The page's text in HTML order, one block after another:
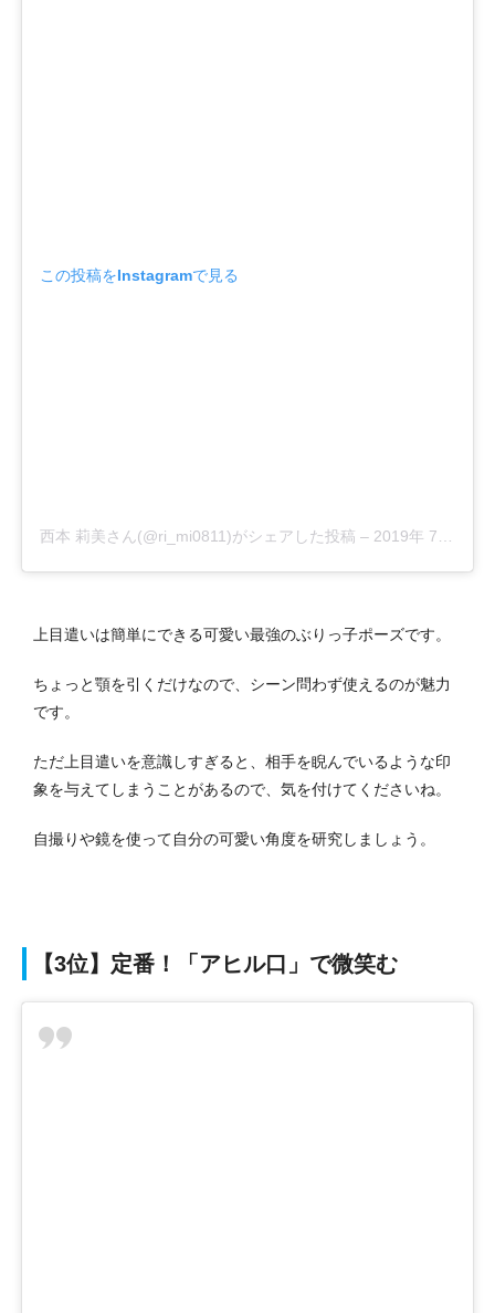
この投稿をInstagramで見る
西本 莉美さん(@ri_mi0811)がシェアした投稿 – 2019年 7月月5日午前4時07分PDT
上目遣いは簡単にできる可愛い最強のぶりっ子ポーズです。
ちょっと顎を引くだけなので、シーン問わず使えるのが魅力
です。
ただ上目遣いを意識しすぎると、相手を睨んでいるような印
象を与えてしまうことがあるので、気を付けてくださいね。
自撮りや鏡を使って自分の可愛い角度を研究しましょう。
【3位】定番！「アヒル口」で微笑む